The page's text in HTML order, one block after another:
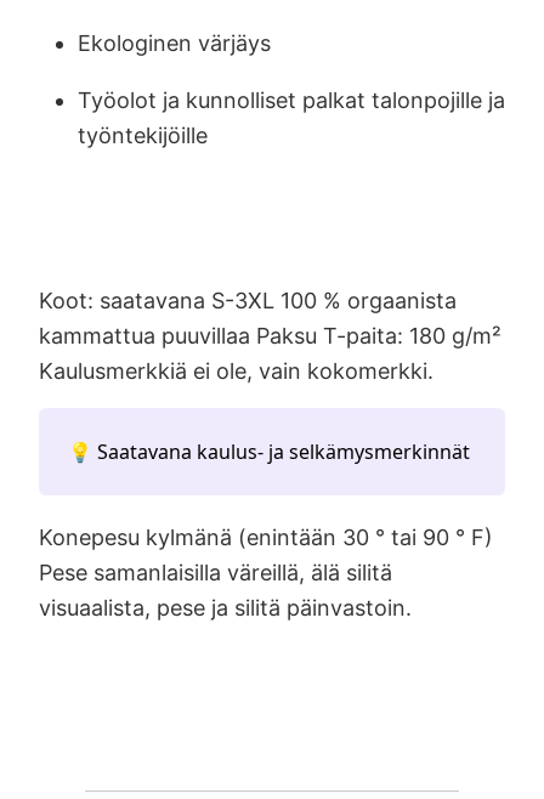
Ekologinen värjäys
Työolot ja kunnolliset palkat talonpojille ja
työntekijöille
Koot: saatavana S-3XL 100 % orgaanista
kammattua puuvillaa Paksu T-paita: 180 g/m²
Kaulusmerkkiä ei ole, vain kokomerkki.
💡 Saatavana kaulus- ja selkämysmerkinnät
Konepesu kylmänä (enintään 30 ° tai 90 ° F)
Pese samanlaisilla väreillä, älä silitä
visuaalista, pese ja silitä päinvastoin.